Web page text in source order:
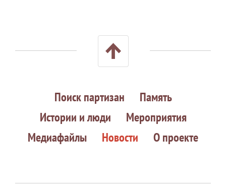
Поиск партизан
Память
Истории и люди
Мероприятия
Медиафайлы
Новости О проекте